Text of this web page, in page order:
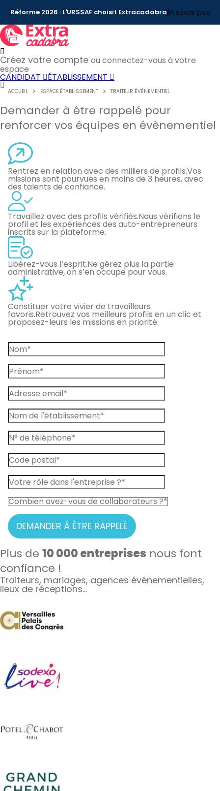
Réforme 2026 : L'URSSAF choisit ExtracadabraEn savoir plus
Créez votre compte ou connectez-vous à votre
espace
CANDIDAT ÉTABLISSEMENT
ACCUEIL ESPACE ÉTABLISSEMENT TRAITEUR ÉVÈNEMENTIEL
Demander à être rappelé pour
renforcer vos équipes en évènementiel
Rentrez en relation avec des milliers de profils.Vos
missions sont pourvues en moins de 3 heures, avec
des talents de confiance.
Travaillez avec des profils vérifiés.Nous vérifions le
profil et les expériences des auto-entrepreneurs
inscrits sur la plateforme.
Libérez-vous l’esprit.Ne gérez plus la partie
administrative, on s’en occupe pour vous.
Constituer votre vivier de travailleurs
favoris.Retrouvez vos meilleurs profils en un clic et
proposez-leurs les missions en priorité.
DEMANDER À ÊTRE RAPPELÉ
Plus de 10 000 entreprises nous font
confiance !
Traiteurs, mariages, agences événementielles,
lieux de réceptions…